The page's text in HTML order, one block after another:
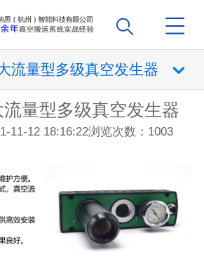
流量型多级真空发生器
量型多级真空发生器
11-12 18:16:22浏览次数： 1003